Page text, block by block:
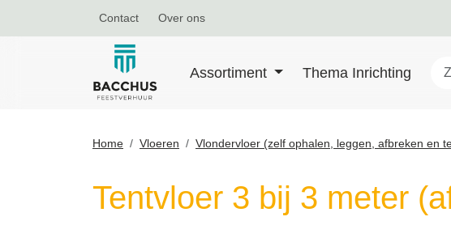
Contact Over ons
Assortiment Thema Inrichting
Home Vloeren Vlondervloer (zelf ophalen, leggen, afbreken en
Tentvloer 3 bij 3 meter